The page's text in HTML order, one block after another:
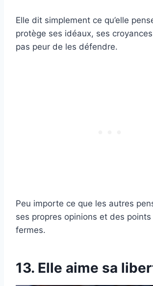
Elle dit simplement ce qu’elle
protège ses idéaux, ses croyances
pas peur de les défendre.
Peu importe ce que les autres
ses propres opinions et des
fermes.
13. Elle aime sa